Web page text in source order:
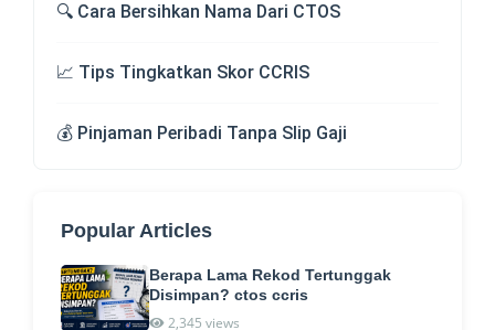
🔍 Cara Bersihkan Nama Dari CTOS
📈 Tips Tingkatkan Skor CCRIS
💰 Pinjaman Peribadi Tanpa Slip Gaji
Popular Articles
Berapa Lama Rekod Tertunggak
Disimpan? ctos ccris
2,345 views